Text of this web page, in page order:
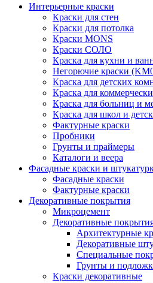
Интерьерные краски
Краски для стен
Краски для потолка
Краски MONS
Краски СОЛО
Краска для кухни и
Негорючие краски
Краска для детских
Краска для
Краска для больниц и
Краска для школ и
Фактурные краски
Пробники
Грунты и праймеры
Каталоги и веера
Фасадные краски и
Фасадные краски
Фактурные краски
Декоративные покрытия
Микроцемент
Декоративные
Архитектурные
Декоративные
Специальные
Грунты и
Краски декоративные